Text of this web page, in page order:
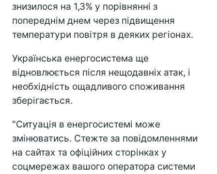
знизилося на 1,3% у порівнянні з
попереднім днем через підвищення
температури повітря в деяких регіонах.
Українська енергосистема ще
відновлюється після нещодавніх атак, і
необхідність ощадливого споживання
зберігається.
"Ситуація в енергосистемі може
змінюватись. Стежте за повідомленнями
на сайтах та офіційних сторінках у
соцмережах вашого оператора системи